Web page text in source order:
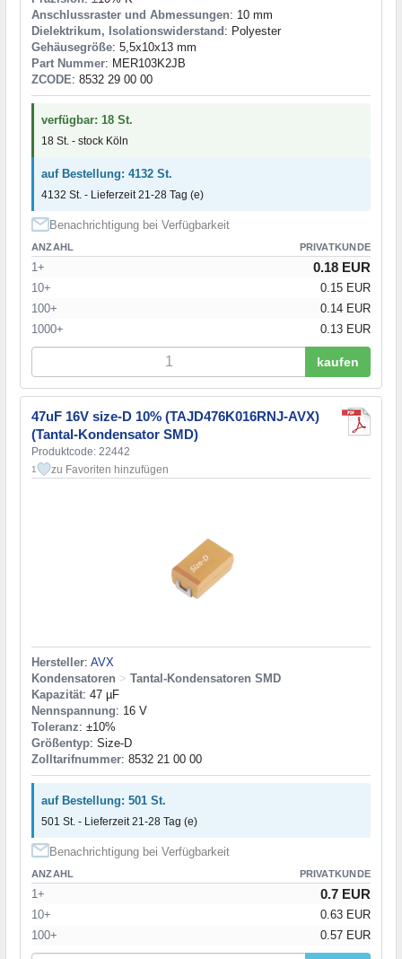
Anschlussraster und Abmessungen: 10 mm
Dielektrikum, Isolationswiderstand : Polyester
Gehäusegröße: 5,5x10x13 mm
Part Nummer: MER103K2JB
ZCODE: 8532 29 00 00
verfügbar: 18 St.
18 St. - stock Köln
auf Bestellung: 4132 St.
4132 St. - Lieferzeit 21-28 Tag (e)
Benachrichtigung bei Verfügbarkeit
ANZAHL PRIVATKUNDE
1+ 0.18 EUR
10+
0.15 EUR
100+
0.14 EUR
1000+
0.13 EUR
kaufen
47uF 16V size-D 10% (TAJD476K016RNJ-AVX)
(Tantal-Kondensator SMD)
Produktcode: 22442
1 zu Favoriten hinzufügen
Hersteller: AVX
Kondensatoren > Tantal-Kondensatoren SMD
Kapazität: 47 µF
Nennspannung: 16 V
Toleranz: ±10%
Größentyp: Size-D
Zolltarifnummer: 8532 21 00 00
auf Bestellung: 501 St.
501 St. - Lieferzeit 21-28 Tag (e)
Benachrichtigung bei Verfügbarkeit
ANZAHL PRIVATKUNDE
1+ 0.7 EUR
10+
0.63 EUR
100+
0.57 EUR